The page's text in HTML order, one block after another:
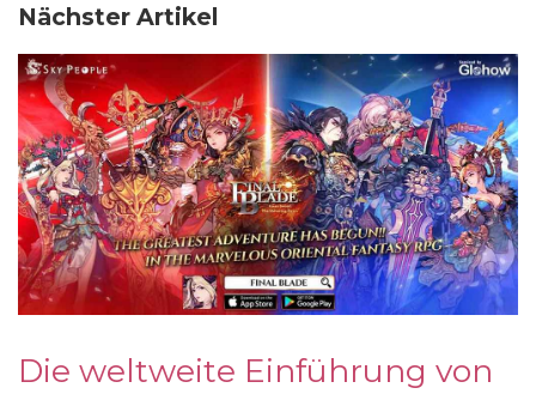
Nächster Artikel
Die weltweite Einführung von